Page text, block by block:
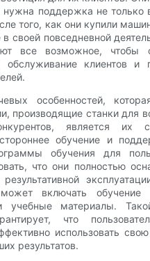
нужна поддержка не только
того, как они купили
в своей повседневной
все возможное, чтобы
обслуживание клиентов и
особенностей,
производящие станки для
является их
обучение и
обучения для
что они полностью
включать обучение
учебные материалы.
что
использовать
результатов.